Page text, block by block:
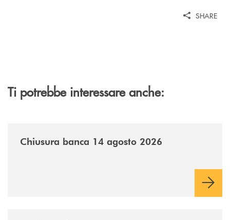
SHARE
Ti potrebbe interessare anche:
Chiusura banca 14 agosto 2026